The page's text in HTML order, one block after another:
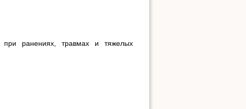
при ранениях, травмах и тяжелых